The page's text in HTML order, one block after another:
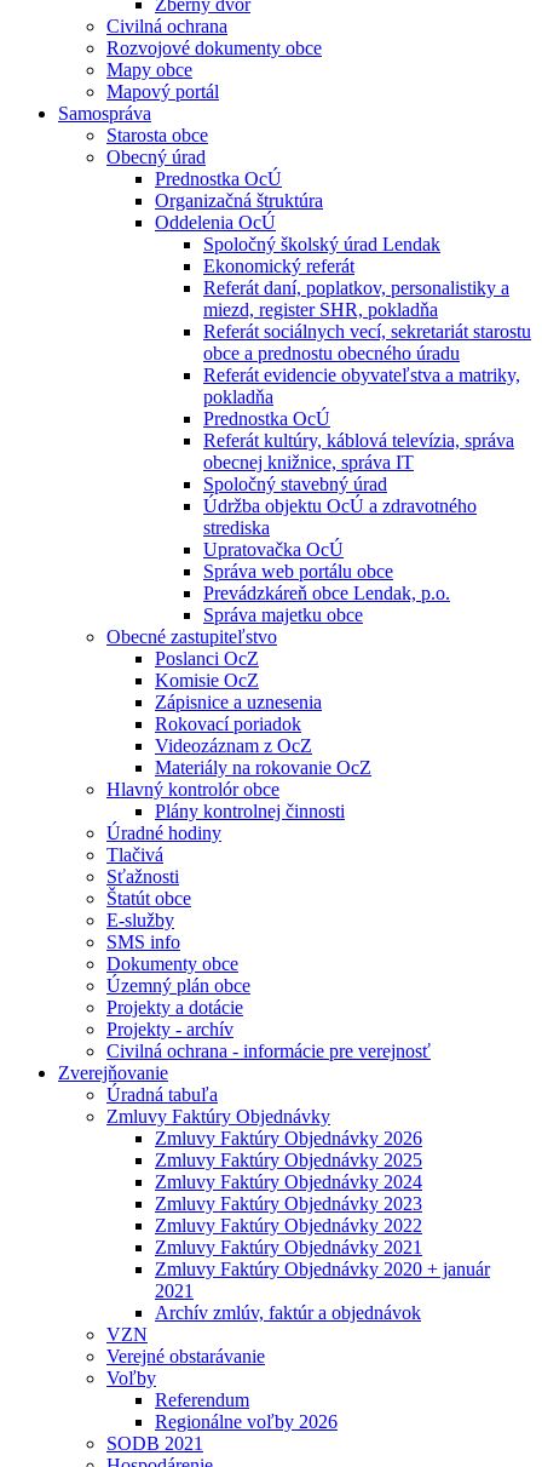
Zberný dvor
Civilná ochrana
Rozvojové dokumenty obce
Mapy obce
Mapový portál
Samospráva
Starosta obce
Obecný úrad
Prednostka OcÚ
Organizačná štruktúra
Oddelenia OcÚ
Spoločný školský úrad Lendak
Ekonomický referát
Referát daní, poplatkov, personalistiky a
miezd, register SHR, pokladňa
Referát sociálnych vecí, sekretariát starostu
obce a prednostu obecného úradu
Referát evidencie obyvateľstva a matriky,
pokladňa
Prednostka OcÚ
Referát kultúry, káblová televízia, správa
obecnej knižnice, správa IT
Spoločný stavebný úrad
Údržba objektu OcÚ a zdravotného
strediska
Upratovačka OcÚ
Správa web portálu obce
Prevádzkáreň obce Lendak, p.o.
Správa majetku obce
Obecné zastupiteľstvo
Poslanci OcZ
Komisie OcZ
Zápisnice a uznesenia
Rokovací poriadok
Videozáznam z OcZ
Materiály na rokovanie OcZ
Hlavný kontrolór obce
Plány kontrolnej činnosti
Úradné hodiny
Tlačivá
Sťažnosti
Štatút obce
E-služby
SMS info
Dokumenty obce
Územný plán obce
Projekty a dotácie
Projekty - archív
Civilná ochrana - informácie pre verejnosť
Zverejňovanie
Úradná tabuľa
Zmluvy Faktúry Objednávky
Zmluvy Faktúry Objednávky 2026
Zmluvy Faktúry Objednávky 2025
Zmluvy Faktúry Objednávky 2024
Zmluvy Faktúry Objednávky 2023
Zmluvy Faktúry Objednávky 2022
Zmluvy Faktúry Objednávky 2021
Zmluvy Faktúry Objednávky 2020 + január
2021
Archív zmlúv, faktúr a objednávok
VZN
Verejné obstarávanie
Voľby
Referendum
Regionálne voľby 2026
SODB 2021